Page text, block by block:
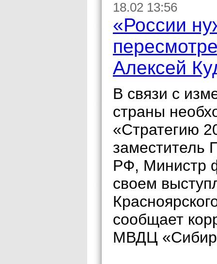
18.02 13:56
«России
Алексей
В связи с
страны
«Стратегию
заместитель
РФ, Министр
своем
сообщает
МВДЦ